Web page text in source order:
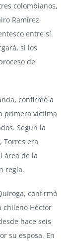
colombianos,
Ramírez
entre sí.
si los
de
confirmó a
primera víctima
Según la
Torres era
área de la
regla.
confirmó
chileno Héctor
hace seis
su esposa. En